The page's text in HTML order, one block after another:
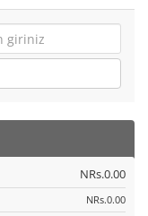
NRs.0.00
NRs.0.00